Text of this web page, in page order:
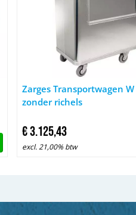
Afbeelding Zarges
Zarges Transportwagen W
zonder richels
€3.125,43
excl. 21,00% btw